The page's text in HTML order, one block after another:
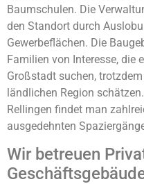
Baumschulen. Die
den Standort durch
Gewerbeflächen. Die
Familien von Interesse, die
Großstadt suchen,
ländlichen Region
Rellingen findet man
ausgedehnten
Wir betreuen